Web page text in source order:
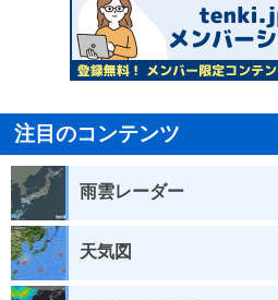
注目のコンテンツ
雨雲レーダー
天気図